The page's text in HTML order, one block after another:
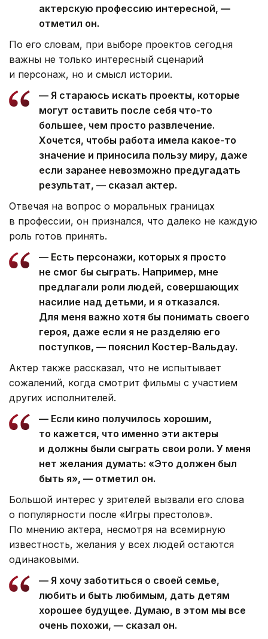
актерскую профессию интересной, —
отметил он.
По его словам, при выборе проектов сегодня
важны не только интересный сценарий
и персонаж, но и смысл истории.
— Я стараюсь искать проекты, которые
могут оставить после себя что-то
большее, чем просто развлечение.
Хочется, чтобы работа имела какое-то
значение и приносила пользу миру, даже
если заранее невозможно предугадать
результат, — сказал актер.
Отвечая на вопрос о моральных границах
в профессии, он признался, что далеко не каждую
роль готов принять.
— Есть персонажи, которых я просто
не смог бы сыграть. Например, мне
предлагали роли людей, совершающих
насилие над детьми, и я отказался.
Для меня важно хотя бы понимать своего
героя, даже если я не разделяю его
поступков, — пояснил Костер-Вальдау.
Актер также рассказал, что не испытывает
сожалений, когда смотрит фильмы с участием
других исполнителей.
— Если кино получилось хорошим,
то кажется, что именно эти актеры
и должны были сыграть свои роли. У меня
нет желания думать: «Это должен был
быть я», — отметил он.
Большой интерес у зрителей вызвали его слова
о популярности после «Игры престолов».
По мнению актера, несмотря на всемирную
известность, желания у всех людей остаются
одинаковыми.
— Я хочу заботиться о своей семье,
любить и быть любимым, дать детям
хорошее будущее. Думаю, в этом мы все
очень похожи, — сказал он.